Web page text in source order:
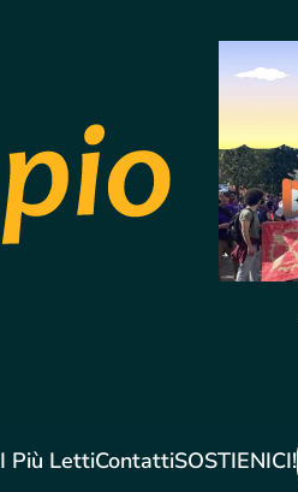
I Più LettiContattiSOSTIENICI!